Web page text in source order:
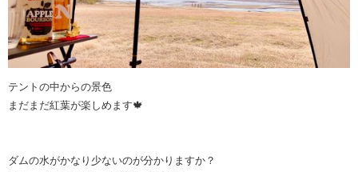
テントの中からの景色
まだまだ紅葉が楽しめます🍁
ダムの水がかなり少ないのが分かりますか？